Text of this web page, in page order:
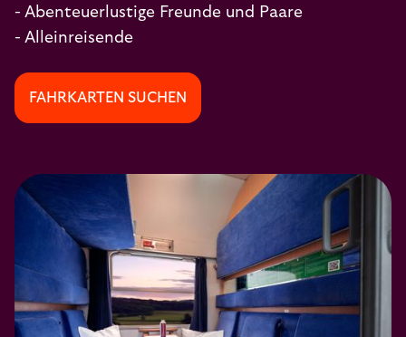
- Abenteuerlustige Freunde und Paare
- Alleinreisende
FAHRKARTEN SUCHEN